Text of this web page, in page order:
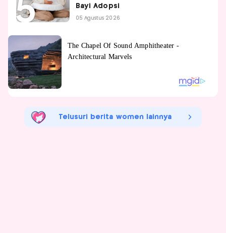
Bayi Adopsi
05 Agustus 2026
Telusuri berita women lainnya